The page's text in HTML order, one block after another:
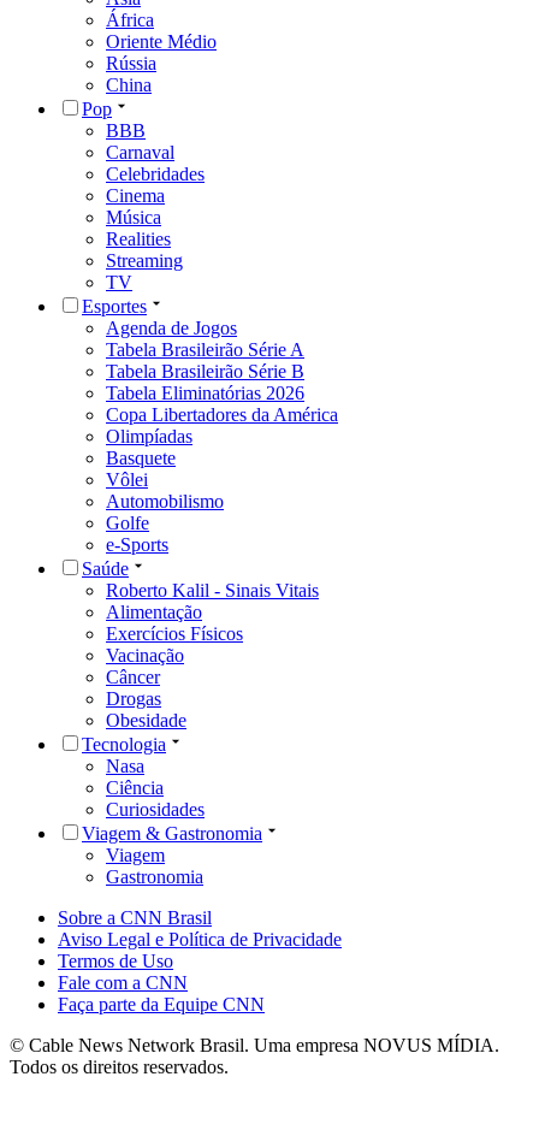
África
Oriente Médio
Rússia
China
Pop
BBB
Carnaval
Celebridades
Cinema
Música
Realities
Streaming
TV
Esportes
Agenda de Jogos
Tabela Brasileirão Série A
Tabela Brasileirão Série B
Tabela Eliminatórias 2026
Copa Libertadores da América
Olimpíadas
Basquete
Vôlei
Automobilismo
Golfe
e-Sports
Saúde
Roberto Kalil - Sinais Vitais
Alimentação
Exercícios Físicos
Vacinação
Câncer
Drogas
Obesidade
Tecnologia
Nasa
Ciência
Curiosidades
Viagem & Gastronomia
Viagem
Gastronomia
Sobre a CNN Brasil
Aviso Legal e Política de Privacidade
Termos de Uso
Fale com a CNN
Faça parte da Equipe CNN
© Cable News Network Brasil. Uma empresa NOVUS MÍDIA.
Todos os direitos reservados.